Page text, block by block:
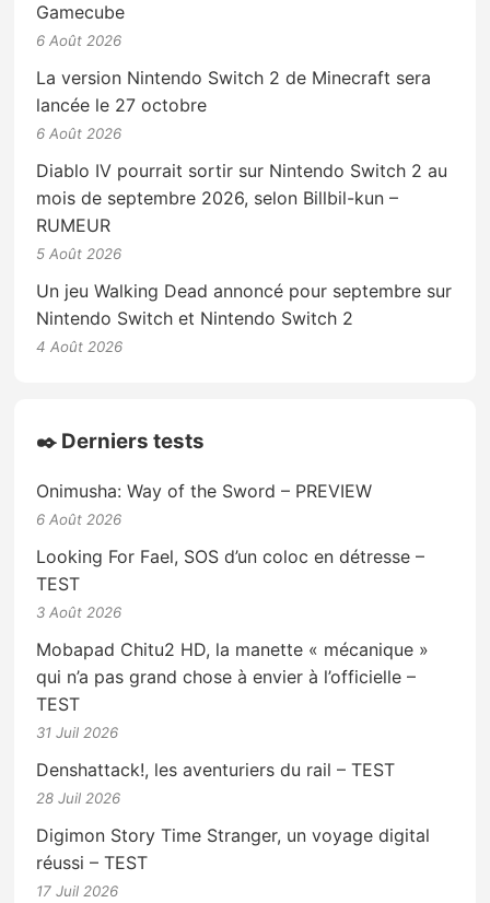
Gamecube
6 Août 2026
La version Nintendo Switch 2 de Minecraft sera
lancée le 27 octobre
6 Août 2026
Diablo IV pourrait sortir sur Nintendo Switch 2 au
mois de septembre 2026, selon Billbil-kun –
RUMEUR
5 Août 2026
Un jeu Walking Dead annoncé pour septembre sur
Nintendo Switch et Nintendo Switch 2
4 Août 2026
✒️ Derniers tests
Onimusha: Way of the Sword – PREVIEW
6 Août 2026
Looking For Fael, SOS d’un coloc en détresse –
TEST
3 Août 2026
Mobapad Chitu2 HD, la manette « mécanique »
qui n’a pas grand chose à envier à l’officielle –
TEST
31 Juil 2026
Denshattack!, les aventuriers du rail – TEST
28 Juil 2026
Digimon Story Time Stranger, un voyage digital
réussi – TEST
17 Juil 2026